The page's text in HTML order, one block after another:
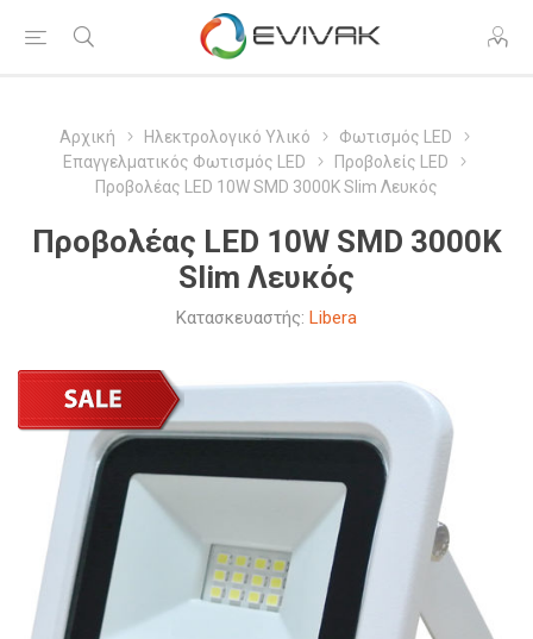
Αρχική Ηλεκτρολογικό Υλικό
Φωτισμός LED
Επαγγελματικός Φωτισμός LED
Προβολείς LED
Προβολέας LED 10W SMD 3000K Slim Λευκός
Προβολέας LED 10W SMD 3000K
Slim Λευκός
Κατασκευαστής: Libera